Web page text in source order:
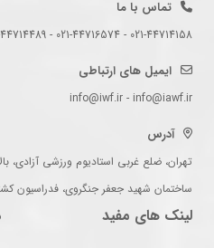
تماس با ما
021-44714158 - 021-44716574 - 021-44714489
ایمیل های ارتباطی
info@iwf.ir - info@iawf.ir
آدرس
تهران، ضلع غربی استادیوم ورزشی آزادی،
ساختمان شهید جعفر جنگروی، فدراسیون
لینک های مفید